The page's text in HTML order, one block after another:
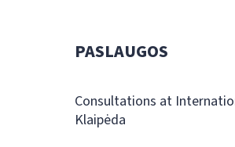
PASLAUGOS
Consultations at
Klaipėda